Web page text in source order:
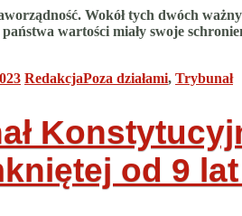
Wokół tych dwóch
wartości miały swoje
RedakcjaPoza działami, Trybunał
od 9